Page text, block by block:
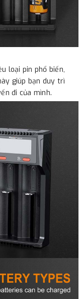
loại pin phổ biến,
giúp bạn duy trì
đi của mình.